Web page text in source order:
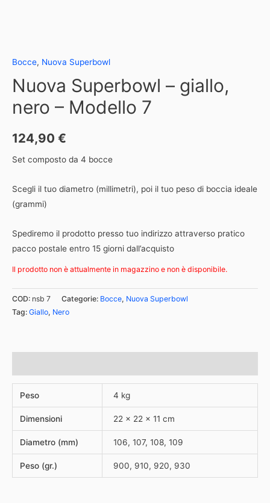
Bocce, Nuova Superbowl
Nuova Superbowl – giallo,
nero – Modello 7
124,90 €
Set composto da 4 bocce
Scegli il tuo diametro (millimetri), poi il tuo peso di boccia ideale
(grammi)
Spediremo il prodotto presso tuo indirizzo attraverso pratico
pacco postale entro 15 giorni dall’acquisto
Il prodotto non è attualmente in magazzino e non è disponibile.
COD: nsb 7 Categorie: Bocce, Nuova Superbowl
Tag: Giallo, Nero
Peso 4 kg
Dimensioni 22 × 22 × 11 cm
Diametro (mm) 106, 107, 108, 109
Peso (gr.) 900, 910, 920, 930